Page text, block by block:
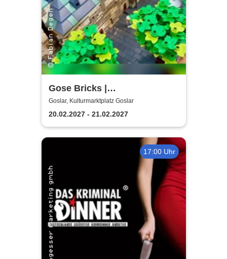
Gose Bricks |
Kulturmarktplatz Goslar
Goslar, Kulturmarktplatz Goslar
20.02.2027 - 21.02.2027
17:00 Uhr